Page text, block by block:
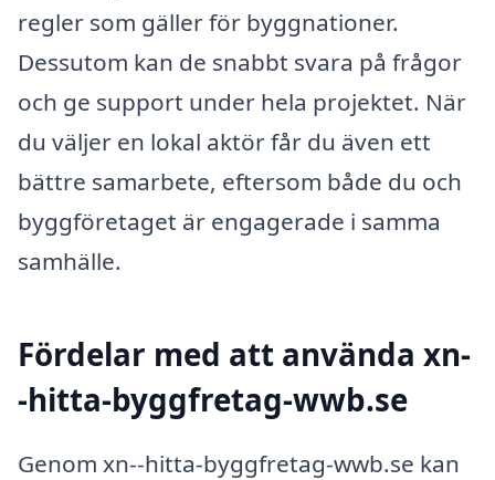
regler som gäller för byggnationer.
Dessutom kan de snabbt svara på frågor
och ge support under hela projektet. När
du väljer en lokal aktör får du även ett
bättre samarbete, eftersom både du och
byggföretaget är engagerade i samma
samhälle.
Fördelar med att använda xn-
-hitta-byggfretag-wwb.se
Genom xn--hitta-byggfretag-wwb.se kan